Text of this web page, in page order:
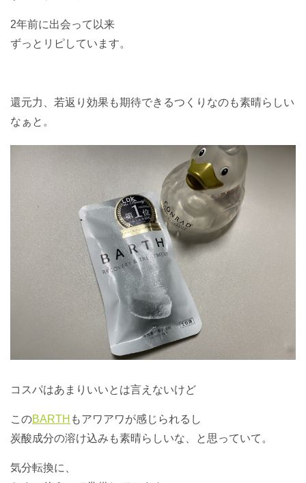
2年前に出会って以来
ずっとリピしています。
還元力、若返り効果も期待できるつくりなのも素晴らしい
なぁと。
コスパはあまりいいとは言えないけど
このBARTH もアワアワが感じられるし
炭酸成分の溶け込みも素晴らしいな、と思っていて。
気分転換に、